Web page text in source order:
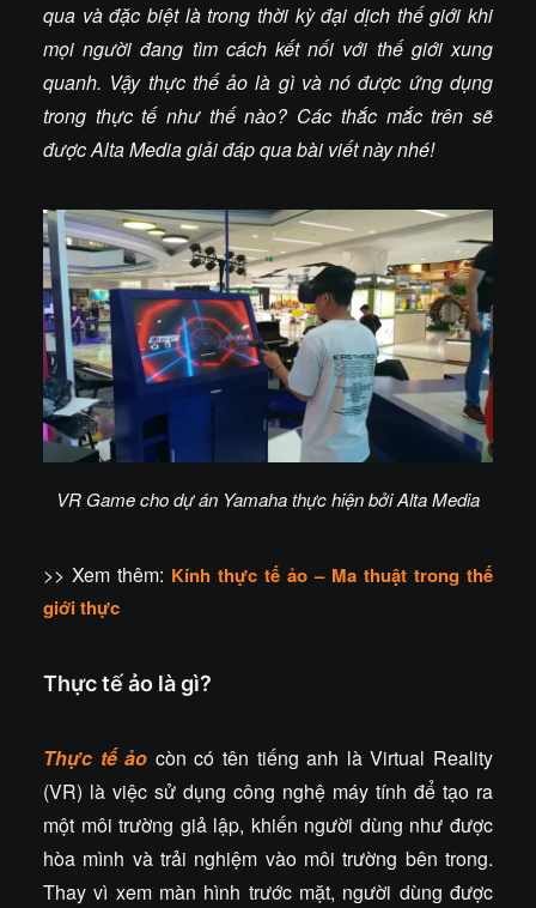
EN
qua và đặc biệt là trong thời kỳ đại dịch thế giới khi
mọi người đang tìm cách kết nối với thế giới xung
quanh. Vậy thực thế ảo là gì và nó được ứng dụng
trong thực tế như thế nào? Các thắc mắc trên sẽ
được Alta Media giải đáp qua bài viết này nhé!
VR Game cho dự án Yamaha thực hiện bởi Alta Media
>> Xem thêm: Kính thực tế ảo – Ma thuật trong thế
giới thực
Thực tế ảo là gì?
Thực tế ảo còn có tên tiếng anh là Virtual Reality
(VR) là việc sử dụng công nghệ máy tính để tạo ra
một môi trường giả lập, khiến người dùng như được
hòa mình và trải nghiệm vào môi trường bên trong.
Thay vì xem màn hình trước mặt, người dùng được